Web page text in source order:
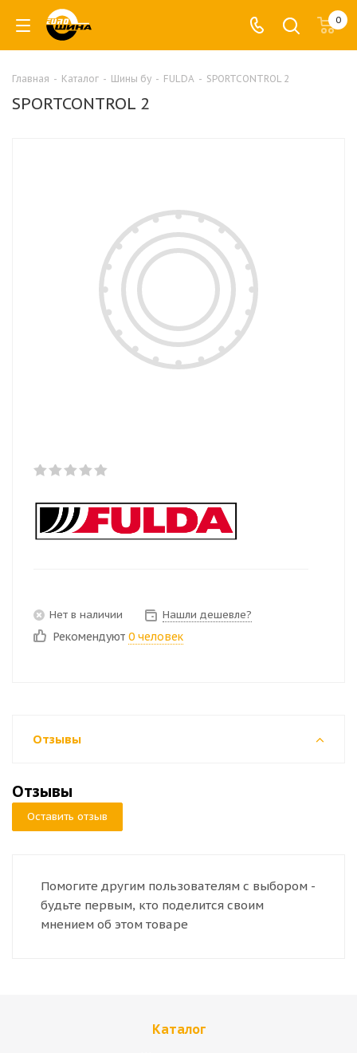
0
Главная - Каталог - Шины бу - FULDA - SPORTCONTROL 2
SPORTCONTROL 2
Нет в наличии Нашли дешевле?
Рекомендуют 0 человек
Отзывы
Отзывы
Оставить отзыв
Помогите другим пользователям с выбором -
будьте первым, кто поделится своим
мнением об этом товаре
Каталог